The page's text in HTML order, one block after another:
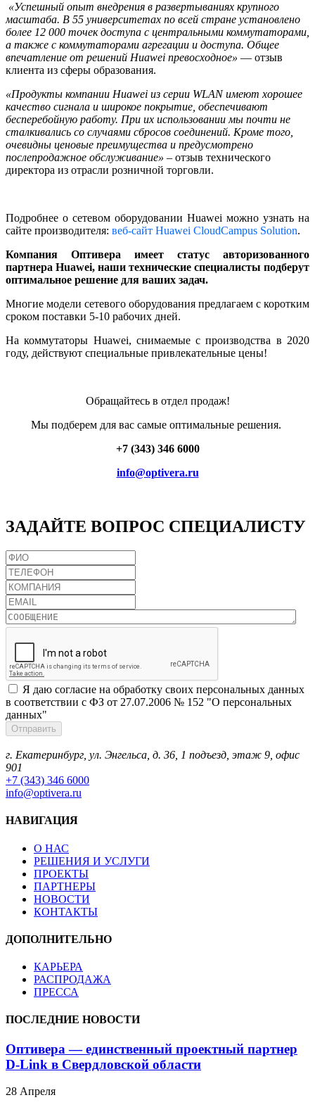
«Успешный опыт внедрения в развертываниях крупного
масштаба. В 55 университетах по всей стране установлено
более 12 000 точек доступа с центральными коммутаторами,
а также с коммутаторами агрегации и доступа. Общее
впечатление от решений Huawei превосходное» — отзыв
клиента из сферы образования.
«Продукты компании Huawei из серии WLAN имеют хорошее
качество сигнала и широкое покрытие, обеспечивают
бесперебойную работу. При их использовании мы почти не
сталкивались со случаями сбросов соединений. Кроме того,
очевидны ценовые преимущества и предусмотрено
послепродажное обслуживание» – отзыв технического
директора из отрасли розничной торговли.
Подробнее о сетевом оборудовании Huawei можно узнать на
сайте производителя: веб-сайт Huawei CloudCampus Solution.
Компания Оптивера имеет статус авторизованного
партнера Huawei, наши технические специалисты подберут
оптимальное решение для ваших задач.
Многие модели сетевого оборудования предлагаем с коротким
сроком поставки 5-10 рабочих дней.
На коммутаторы Huawei, снимаемые с производства в 2020
году, действуют специальные привлекательные цены!
Обращайтесь в отдел продаж!
Мы подберем для вас самые оптимальные решения.
+7 (343) 346 6000
info@optivera.ru
ЗАДАЙТЕ ВОПРОС СПЕЦИАЛИСТУ
Я даю согласие на обработку своих персональных данных
в соответствии с ФЗ от 27.07.2006 № 152 "О персональных
данных"
г. Екатеринбург, ул. Энгельса, д. 36, 1 подъезд, этаж 9, офис
901
+7 (343) 346 6000
info@optivera.ru
НАВИГАЦИЯ
О НАС
РЕШЕНИЯ И УСЛУГИ
ПРОЕКТЫ
ПАРТНЕРЫ
НОВОСТИ
КОНТАКТЫ
ДОПОЛНИТЕЛЬНО
КАРЬЕРА
РАСПРОДАЖА
ПРЕССА
ПОСЛЕДНИЕ НОВОСТИ
Оптивера — единственный проектный партнер
D-Link в Свердловской области
28 Апреля